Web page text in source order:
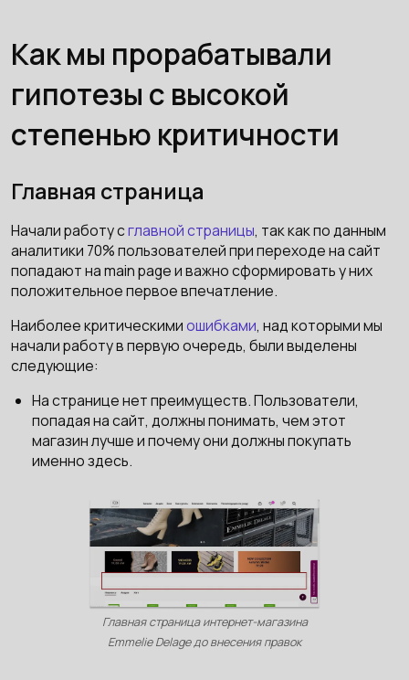
Как мы прорабатывали
гипотезы с высокой
степенью критичности
Главная страница
Начали работу сглавной страницы, так как по данным
аналитики 70% пользователей при переходе на сайт
попадают на main page и важно сформировать у них
положительное первое впечатление.
Наиболее критическимиошибками, над которыми мы
начали работу в первую очередь, были выделены
следующие:
На странице нет преимуществ. Пользователи,
попадая на сайт, должны понимать, чем этот
магазин лучше и почему они должны покупать
именно здесь.
Главная страница интернет-магазина
Emmelie Delage до внесения правок